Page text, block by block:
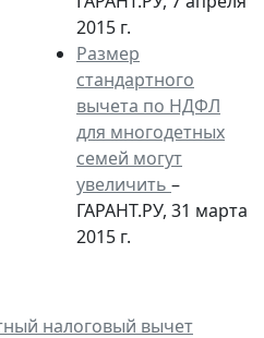
2015 г.
Размер
стандартного
вычета по НДФЛ
для многодетных
семей могут
увеличить –
ГАРАНТ.РУ, 31 марта
2015 г.